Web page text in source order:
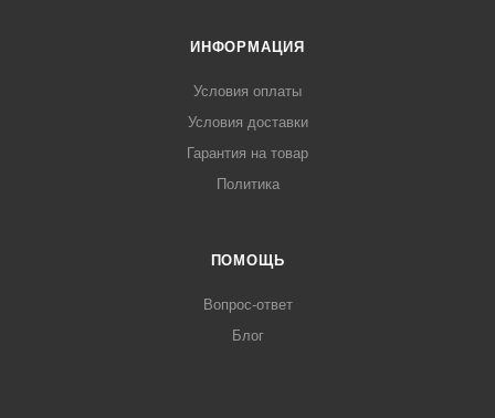
ИНФОРМАЦИЯ
Условия оплаты
Условия доставки
Гарантия на товар
Политика
ПОМОЩЬ
Вопрос-ответ
Блог